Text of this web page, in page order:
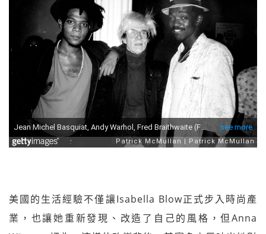
美國的生活經驗不僅讓Isabella Blow正式步入時尚產
業，也讓她重新發現、改造了自己的風格，但Anna